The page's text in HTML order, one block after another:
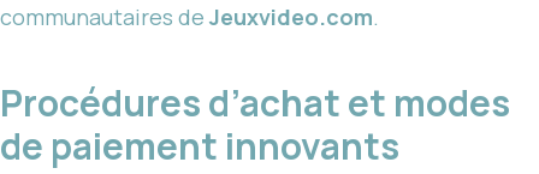
communautaires de Jeuxvideo.com.
Procédures d’achat et modes
de paiement innovants